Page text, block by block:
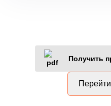
Получить